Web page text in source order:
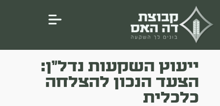
ייעוץ השקעות נדל״ן:
הצעד הנכון להצלחה
כלכלית